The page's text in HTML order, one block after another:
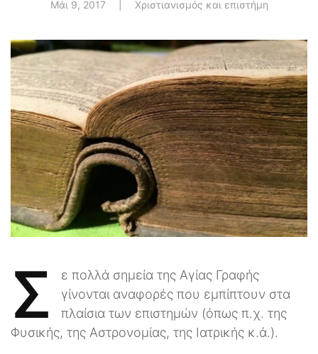
Μάι 9, 2017 Χριστιανισμός και επιστήμη
Σ
ε πολλά σημεία της Αγίας Γραφής
γίνονται αναφορές που εμπίπτουν στα
πλαίσια των επιστημών (όπως π.χ. της
Φυσικής, της Αστρονομίας, της Ιατρικής κ.ά.).